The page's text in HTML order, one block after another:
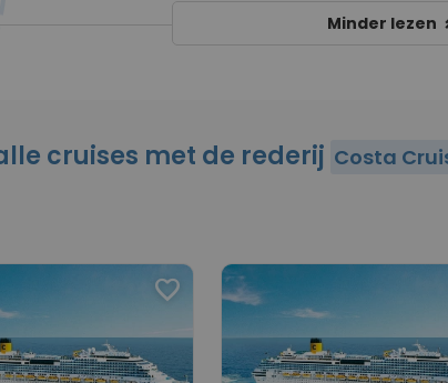
Minder lezen
cruises met de rederij Costa
favorite